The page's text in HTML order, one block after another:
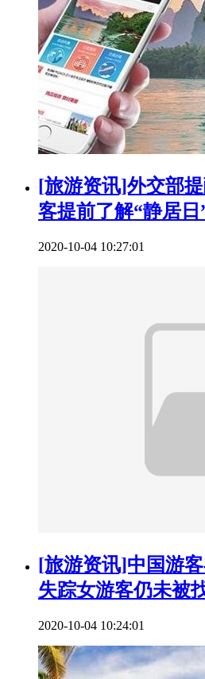
[旅游资讯]外交部
客提前了解“静居日
2020-10-04 10:27:01
[旅游资讯]中国游
失踪女游客仍未被
2020-10-04 10:24:01